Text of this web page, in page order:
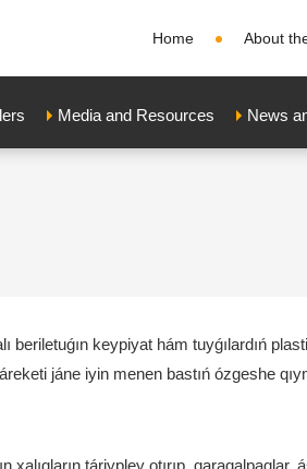
Home About
Media and Resources News
keypiyat hám tuyǵılardıń
jáne iyin menen bastıń ózgeshe
táriypley otırıp,